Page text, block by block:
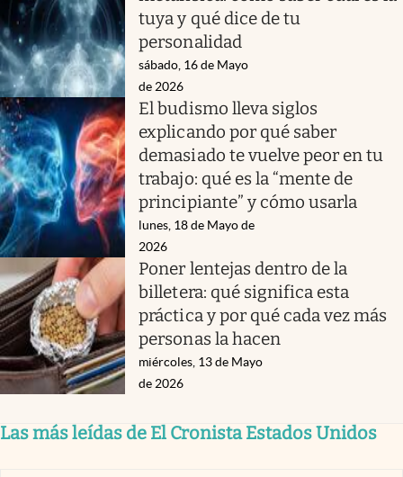
tuya y qué dice de tu
personalidad
sábado, 16 de Mayo
de 2026
El budismo lleva siglos
explicando por qué saber
demasiado te vuelve peor en tu
trabajo: qué es la “mente de
principiante” y cómo usarla
lunes, 18 de Mayo de
2026
Poner lentejas dentro de la
billetera: qué significa esta
práctica y por qué cada vez más
personas la hacen
miércoles, 13 de Mayo
de 2026
Las más leídas de El Cronista Estados Unidos